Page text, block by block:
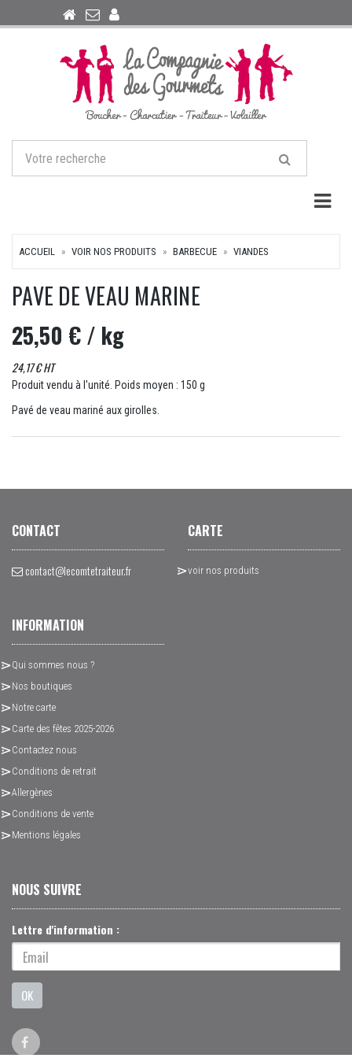
ACCUEIL VOIR NOS PRODUITS BARBECUE VIANDES
PAVE DE VEAU MARINE
25,50 €/ kg
24,17 € HT
Produit vendu à l'unité. Poids moyen : 150 g
Pavé de veau mariné aux girolles.
CONTACT
contact@lecomtetraiteur.fr
CARTE
voir nos produits
INFORMATION
Qui sommes nous ?
Nos boutiques
Notre carte
Carte des fêtes 2025-2026
Contactez nous
Conditions de retrait
Allergènes
Conditions de vente
Mentions légales
NOUS SUIVRE
Lettre d'information :
OK